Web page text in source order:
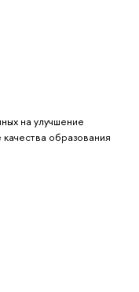
на улучшение
образования